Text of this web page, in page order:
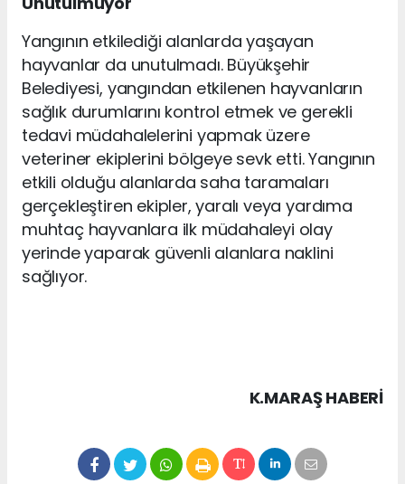
Yangının etkilediği alanlarda yaşayan
hayvanlar da unutulmadı. Büyükşehir
Belediyesi, yangından etkilenen hayvanların
sağlık durumlarını kontrol etmek ve gerekli
tedavi müdahalelerini yapmak üzere
veteriner ekiplerini bölgeye sevk etti. Yangının
etkili olduğu alanlarda saha taramaları
gerçekleştiren ekipler, yaralı veya yardıma
muhtaç hayvanlara ilk müdahaleyi olay
yerinde yaparak güvenli alanlara naklini
sağlıyor.
K.MARAŞ HABERİ